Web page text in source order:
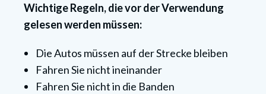
Wichtige Regeln, die vor der Verwendung
gelesen werden müssen:
Die Autos müssen auf der Strecke bleiben
Fahren Sie nicht ineinander
Fahren Sie nicht in die Banden